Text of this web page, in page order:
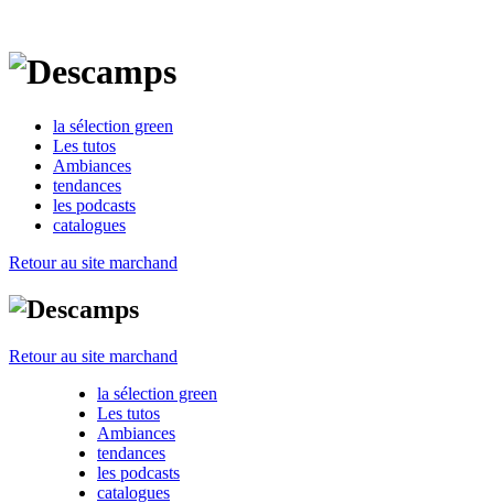
la sélection green
Les tutos
Ambiances
tendances
les podcasts
catalogues
Retour au site marchand
Retour au site marchand
la sélection green
Les tutos
Ambiances
tendances
les podcasts
catalogues